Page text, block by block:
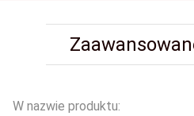
W nazwie produktu: